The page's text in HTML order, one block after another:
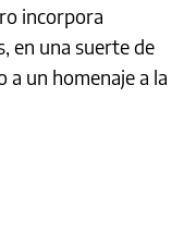
incorpora
en una suerte de
un homenaje a la